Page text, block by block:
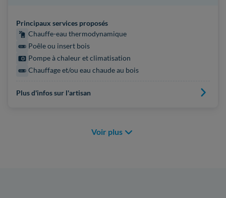
Principaux services proposés
Chauffe-eau thermodynamique
Poêle ou insert bois
Pompe à chaleur et climatisation
Chauffage et/ou eau chaude au bois
Plus d'infos sur l'artisan
Voir plus